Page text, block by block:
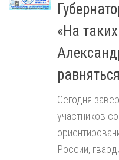
«На
Сегодня
участников
России,